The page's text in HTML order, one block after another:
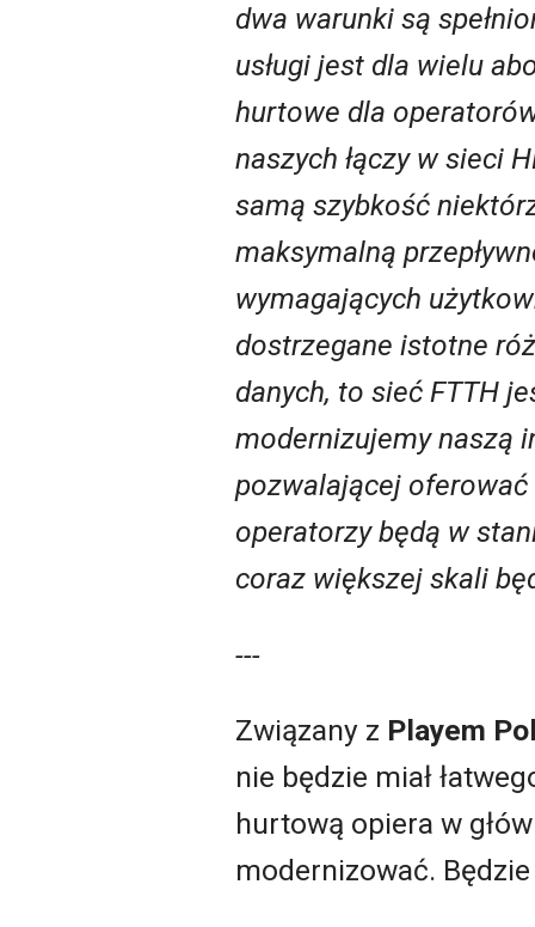
dwa warunki są
usługi jest dla wielu
hurtowe dla
naszych łączy w sieci
samą szybkość
maksymalną
wymagających
dostrzegane istotne
danych, to sieć FTTH
modernizujemy naszą
pozwalającej oferować
operatorzy będą w
coraz większej skali
---
Związany z Playem
nie będzie miał
hurtową opiera w
modernizować.